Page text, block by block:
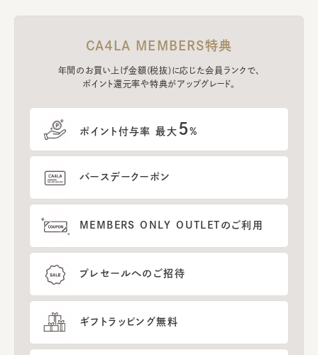
CA4LA MEMBERS特典
年間のお買い上げ金額(税抜)に応じた会員ランクで、
ポイント還元率や特典がアップグレード。
ポイント付与率 最大 5%
バースデークーポン
MEMBERS ONLY OUTLETのご利用
プレセールへのご招待
ギフトラッピング無料